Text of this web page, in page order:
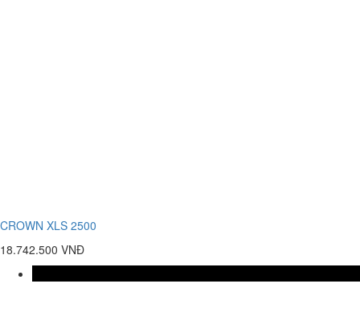
CROWN XLS 2500
18.742.500 VNĐ